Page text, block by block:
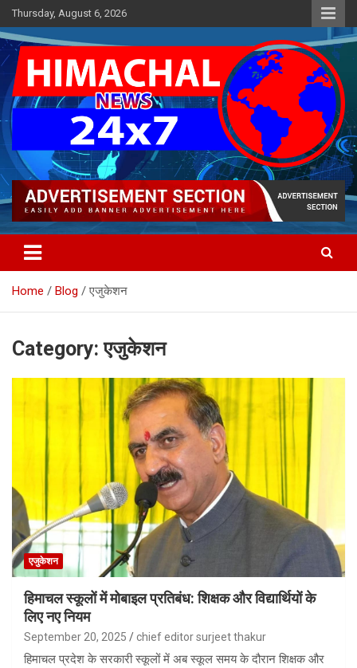
Skip
to
content
Thursday, August 6, 2026
Himachal News 24×7
Himachal's leading Electronic Media Channel
Home Blog एजुकेशन
Category:एजुकेशन
एजुकेशन
हिमाचल स्कूलों में मोबाइल प्रतिबंध: शिक्षक और विद्यार्थियों के
लिए नए नियम
September 20, 2025 chief editor surjeet thakur
हिमाचल प्रदेश के सरकारी स्कूलों में अब स्कूल समय के दौरान शिक्षक और